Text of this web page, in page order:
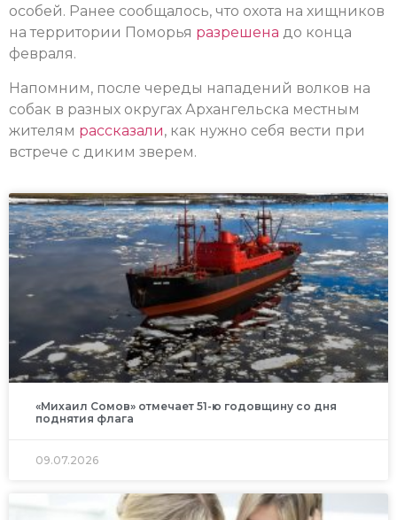
особей. Ранее сообщалось, что охота на хищников
на территории Поморья разрешена до конца
февраля.
Напомним, после череды нападений волков на
собак в разных округах Архангельска местным
жителям рассказали, как нужно себя вести при
встрече с диким зверем.
«Михаил Сомов» отмечает 51-ю годовщину со дня
поднятия флага
09.07.2026